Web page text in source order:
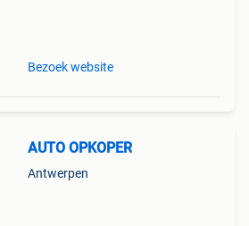
Bezoek website
AUTO OPKOPER
Antwerpen